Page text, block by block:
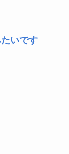
いです